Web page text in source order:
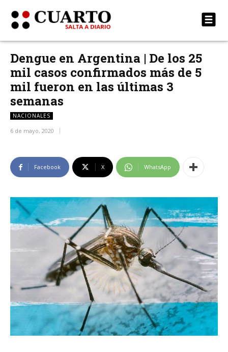
Dengue en Argentina | De los 25
mil casos confirmados más de 5
mil fueron en las últimas 3
semanas
NACIONALES
6 de mayo, 2020
Facebook X WhatsApp